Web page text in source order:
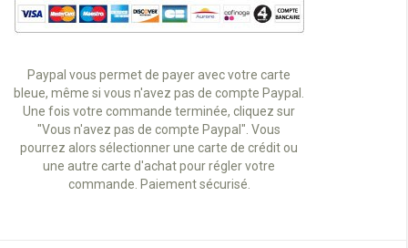
Paypal vous permet de payer avec votre carte
bleue, même si vous n'avez pas de compte Paypal.
Une fois votre commande terminée, cliquez sur
"Vous n'avez pas de compte Paypal". Vous
pourrez alors sélectionner une carte de crédit ou
une autre carte d'achat pour régler votre
commande. Paiement sécurisé.